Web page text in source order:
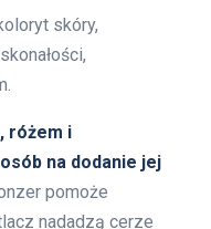
skóry,
różem i
na dodanie jej
pomoże
nadadzą cerze